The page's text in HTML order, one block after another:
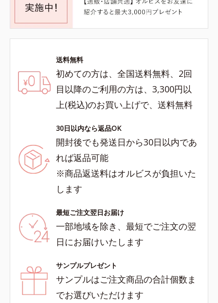
送料無料
初めての方は、全国送料無料、2回
目以降のご利用の方は、3,300円以
上(税込)のお買い上げで、送料無料
30日以内なら返品OK
開封後でも発送日から30日以内であ
れば返品可能
※商品返送料はオルビスが負担いた
します
最短ご注文翌日お届け
一部地域を除き、最短でご注文の翌
日にお届けいたします
サンプルプレゼント
サンプルはご注文商品の合計個数ま
でお選びいただけます